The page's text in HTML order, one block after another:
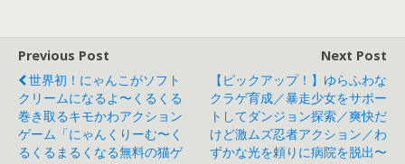
er
d
s
Previous Post
世界初！にゃんこがソフト
クリームになるよ〜くるくる
巻き取るキモかわアクション
ゲーム「にゃんくりーむ〜く
るくるまるくなる無料の猫ゲ
Next Post
【ピックアップ！】ゆらふわな
クラゲ育成／暴走少女をサポー
トしてダンジョン探索／爽快だ
けど激ムズ忍者アクション／わ
ずかな光を頼りに病院を脱出〜